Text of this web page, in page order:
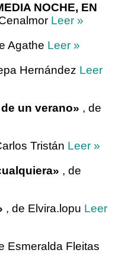
NOCHE, EN
Leer »
Agathe Leer »
Hernández Leer
un verano» , de
Tristán Leer »
, de
, de Elvira.lopu Leer
Esmeralda Fleitas